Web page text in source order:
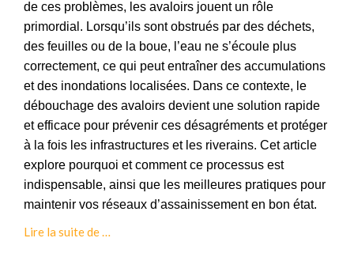
p
l
o
t
a
o
u
r
l
a
p
o
s
e
d
de ces problèmes, les avaloirs jouent un rôle
primordial. Lorsqu’ils sont obstrués par des déchets,
des feuilles ou de la boue, l’eau ne s’écoule plus
correctement, ce qui peut entraîner des accumulations
et des inondations localisées. Dans ce contexte, le
débouchage des avaloirs devient une solution rapide
et efficace pour prévenir ces désagréments et protéger
à la fois les infrastructures et les riverains. Cet article
explore pourquoi et comment ce processus est
indispensable, ainsi que les meilleures pratiques pour
maintenir vos réseaux d’assainissement en bon état.
Lire la suite de